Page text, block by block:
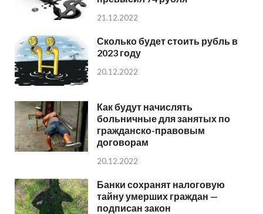
21.12.2022
Сколько будет стоить рубль в
2023 году
20.12.2022
Как будут начислять
больничные для занятых по
гражданско-правовым
договорам
20.12.2022
Банки сохранят налоговую
тайну умерших граждан —
подписан закон